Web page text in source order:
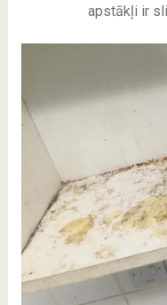
apstākļi ir